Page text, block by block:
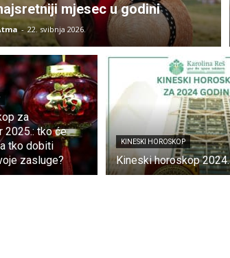
mjesec u godini
- 22. svibnja 2026.
za
2025.: tko će
tko dobiti
zasluge?
KINESKI HOROSKOP
Kineski horoskop 2024.